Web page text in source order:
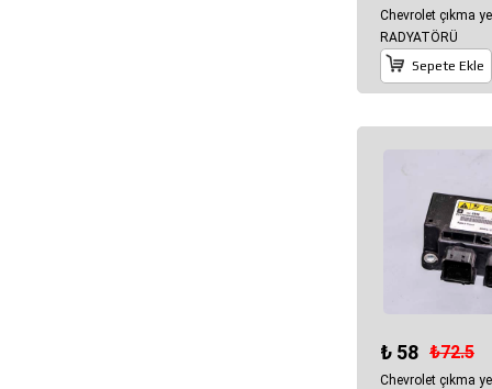
Chevrolet çıkma
RADYATÖRÜ
Sepete Ekle
₺ 58 ₺72.5
Chevrolet çıkma